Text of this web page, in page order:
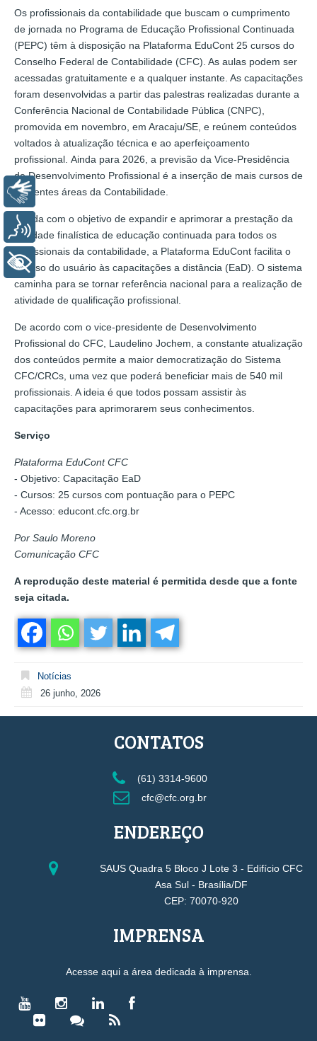
Os profissionais da contabilidade que buscam o cumprimento
de jornada no Programa de Educação Profissional Continuada
(PEPC) têm à disposição na Plataforma EduCont 25 cursos do
Conselho Federal de Contabilidade (CFC). As aulas podem ser
acessadas gratuitamente e a qualquer instante. As capacitações
foram desenvolvidas a partir das palestras realizadas durante a
Conferência Nacional de Contabilidade Pública (CNPC),
promovida em novembro, em Aracaju/SE, e reúnem conteúdos
voltados à atualização técnica e ao aperfeiçoamento
profissional. Ainda para 2026, a previsão da Vice-Presidência
de Desenvolvimento Profissional é a inserção de mais cursos de
diferentes áreas da Contabilidade.
Criada com o objetivo de expandir e aprimorar a prestação da
atividade finalística de educação continuada para todos os
profissionais da contabilidade, a Plataforma EduCont facilita o
acesso do usuário às capacitações a distância (EaD). O sistema
caminha para se tornar referência nacional para a realização de
atividade de qualificação profissional.
De acordo com o vice-presidente de Desenvolvimento
Profissional do CFC, Laudelino Jochem, a constante atualização
dos conteúdos permite a maior democratização do Sistema
CFC/CRCs, uma vez que poderá beneficiar mais de 540 mil
profissionais. A ideia é que todos possam assistir às
capacitações para aprimorarem seus conhecimentos.
Serviço
Plataforma EduCont CFC
- Objetivo: Capacitação EaD
- Cursos: 25 cursos com pontuação para o PEPC
- Acesso: educont.cfc.org.br
Por Saulo Moreno
Comunicação CFC
A reprodução deste material é permitida desde que a fonte
seja citada.
Notícias
26 junho, 2026
CONTATOS
(61) 3314-9600
cfc@cfc.org.br
ENDEREÇO
SAUS Quadra 5 Bloco J Lote 3 - Edifício CFC
Asa Sul - Brasília/DF
CEP: 70070-920
IMPRENSA
Acesse aqui a área dedicada à imprensa.
Libras
+ Acessibilidade